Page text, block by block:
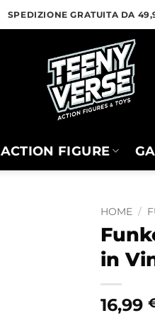
SPEDIZIONE GRATUITA DA
ACTION FIGURE
HOME /
in
16,99